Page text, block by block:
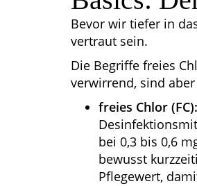
Bevor wir tiefer in
vertraut sein.
Die Begriffe freies
verwirrend, sind
freies Chlor (FC):
bei 0,3 bis 0,6
bewusst
Pflegewert,